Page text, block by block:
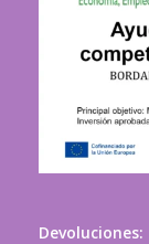
Devoluciones: